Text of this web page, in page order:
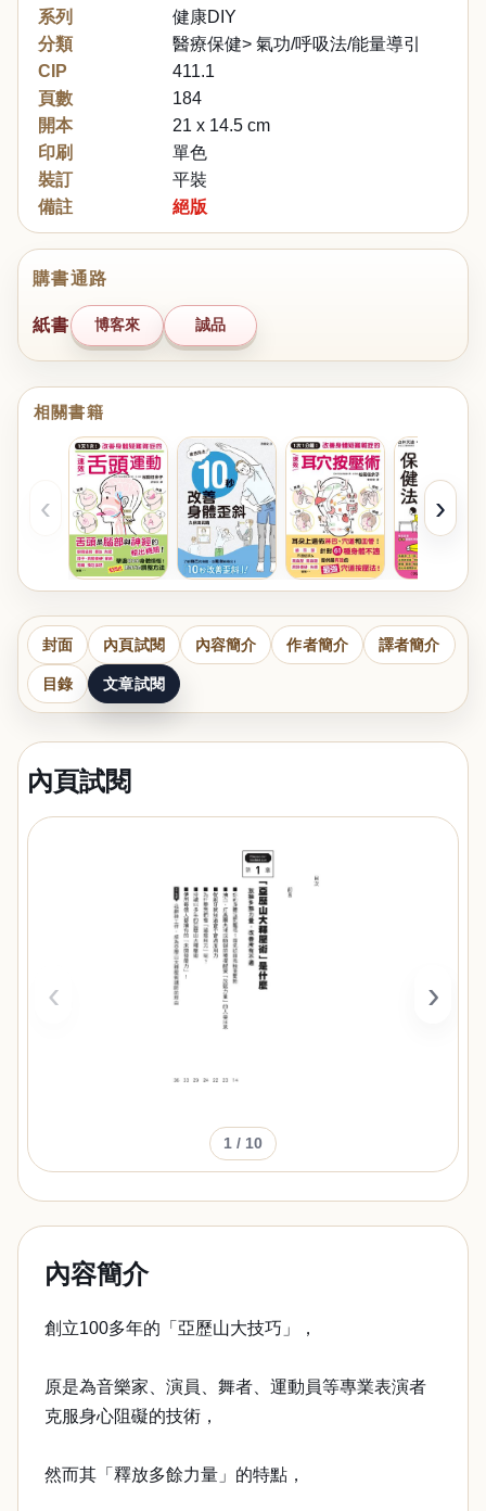
系列
健康DIY
分類
醫療保健> 氣功/呼吸法/能量導引
CIP
411.1
頁數
184
開本
21 x 14.5 cm
印刷
單色
裝訂
平裝
備註
絕版
購書通路
紙書 博客來 誠品
相關書籍
‹ ›
封面 內頁試閱 內容簡介 作者簡介 譯者簡介
目錄 文章試閱
內頁試閱
‹ ›
1 / 10
內容簡介
創立100多年的「亞歷山大技巧」，
原是為音樂家、演員、舞者、運動員等專業表演者
克服身心阻礙的技術，
然而其「釋放多餘力量」的特點，